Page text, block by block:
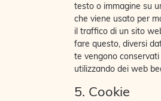
testo o immagine su
che viene usato per
il traffico di un sito
fare questo, diversi
te vengono conservati
utilizzando dei web
5. Cookie